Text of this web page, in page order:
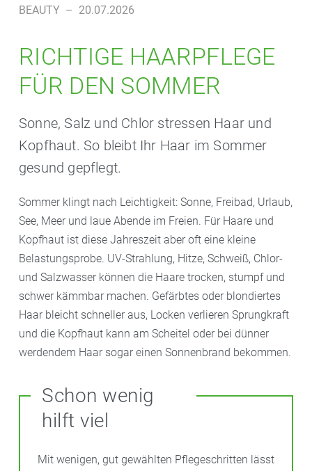
BEAUTY – 20.07.2026
RICHTIGE HAARPFLEGE
FÜR DEN SOMMER
Sonne, Salz und Chlor stressen Haar und
Kopfhaut. So bleibt Ihr Haar im Sommer
gesund gepflegt.
Sommer klingt nach Leichtigkeit: Sonne, Freibad, Urlaub,
See, Meer und laue Abende im Freien. Für Haare und
Kopfhaut ist diese Jahreszeit aber oft eine kleine
Belastungsprobe. UV-Strahlung, Hitze, Schweiß, Chlor-
und Salzwasser können die Haare trocken, stumpf und
schwer kämmbar machen. Gefärbtes oder blondiertes
Haar bleicht schneller aus, Locken verlieren Sprungkraft
und die Kopfhaut kann am Scheitel oder bei dünner
werdendem Haar sogar einen Sonnenbrand bekommen.
Schon wenig
hilft viel
Mit wenigen, gut gewählten Pflegeschritten lässt